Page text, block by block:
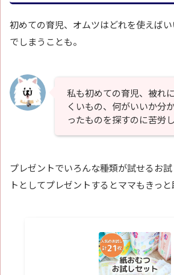
初めての育児、オムツはどれを使えば
でしまうことも。
私も初めての育児、被れ
くいもの、何がいいか分
ったものを探すのに苦労
プレゼントでいろんな種類が試せるお
トとしてプレゼントするとママもきっと